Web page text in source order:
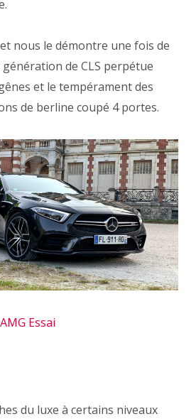
nous le démontre une fois de
de CLS perpétue
et le tempérament des
de berline coupé 4 portes.
du luxe à certains niveaux